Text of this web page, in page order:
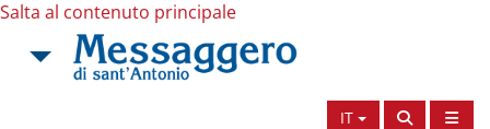
Salta al contenuto principale
IT